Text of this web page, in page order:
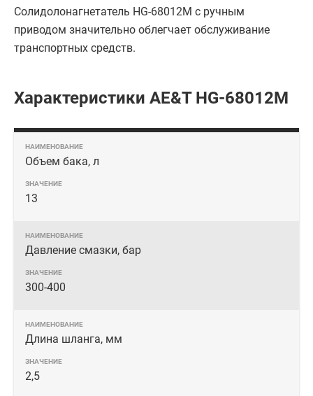
Солидолонагнетатель HG-68012M с ручным
приводом значительно облегчает обслуживание
транспортных средств.
Характеристики AE&T HG-68012M
Объем бака, л
13
Давление смазки, бар
300-400
Длина шланга, мм
2,5